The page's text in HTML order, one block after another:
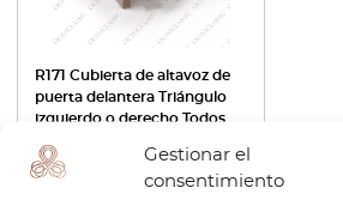
Gestionar el
consentimiento
R171 Cubierta de altavoz de
puerta delantera Triángulo
izquierdo o derecho Todos
A1717200294